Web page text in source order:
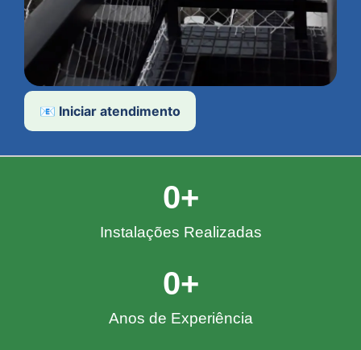
📧 Iniciar atendimento
Instalações Realizadas
0+
Anos de Experiência
0+